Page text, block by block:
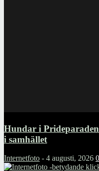
Hundar i
i samhället
Internetfoto - 4 augusti, 2026 0